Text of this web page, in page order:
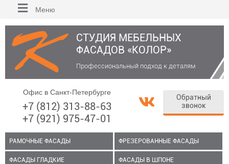
Меню
СТУДИЯ МЕБЕЛЬНЫХ
ФАСАДОВ «КОЛОР»
Профессиональный подход к деталям
Офис в Санкт-Петербурге
+7 (812) 313-88-63
+7 (921) 975-47-01
Обратный
звонок
РАМОЧНЫЕ ФАСАДЫ ФРЕЗЕРОВАННЫЕ ФАСАДЫ
ФАСАДЫ ГЛАДКИЕ ФАСАДЫ В ШПОНЕ